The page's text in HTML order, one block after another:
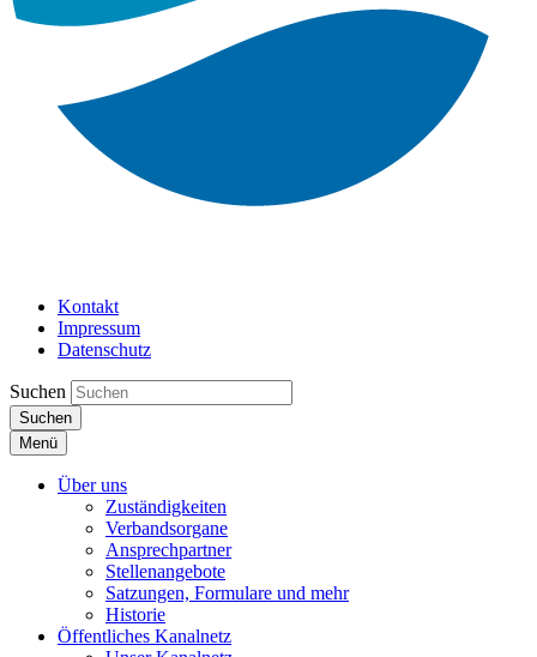
Kontakt
Impressum
Datenschutz
Suchen
Suchen
Menü
Über uns
Zuständigkeiten
Verbandsorgane
Ansprechpartner
Stellenangebote
Satzungen, Formulare und mehr
Historie
Öffentliches Kanalnetz